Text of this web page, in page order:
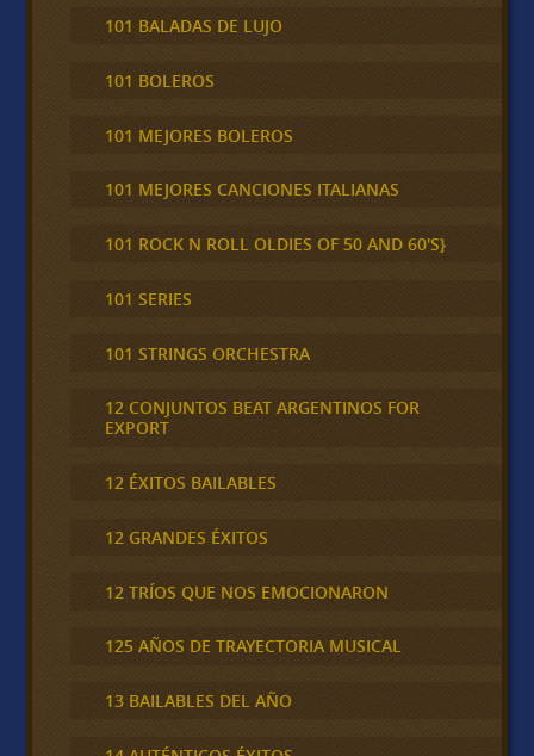
101 BALADAS DE LUJO
101 BOLEROS
101 MEJORES BOLEROS
101 MEJORES CANCIONES ITALIANAS
101 ROCK N ROLL OLDIES OF 50 AND 60'S}
101 SERIES
101 STRINGS ORCHESTRA
12 CONJUNTOS BEAT ARGENTINOS FOR
EXPORT
12 ÉXITOS BAILABLES
12 GRANDES ÉXITOS
12 TRÍOS QUE NOS EMOCIONARON
125 AÑOS DE TRAYECTORIA MUSICAL
13 BAILABLES DEL AÑO